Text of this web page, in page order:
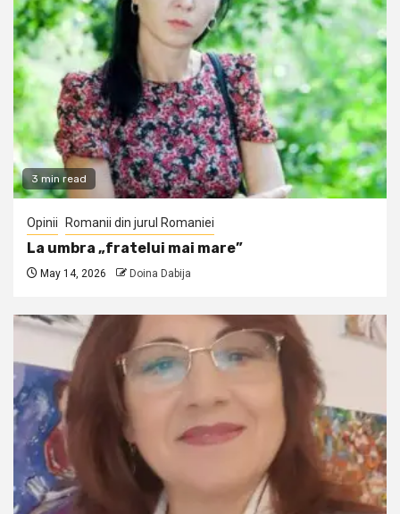
3 min read
Opinii Romanii din jurul Romaniei
La umbra „fratelui mai mare”
May 14, 2026 Doina Dabija